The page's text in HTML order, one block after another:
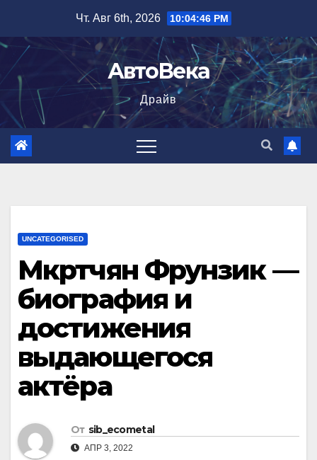
содержимому
Чт. Авг 6th, 2026 10:04:47 PM
АвтоВека
Драйв
UNCATEGORISED
Мкртчян Фрунзик —
биография и
достижения
выдающегося
актёра
От sib_ecometal
АПР 3, 2022